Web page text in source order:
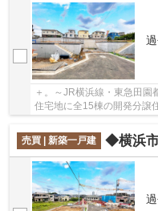
＋。～JR横浜線・東急田園都
住宅地に全15棟の開発分
地面積125㎡以上あります♪
売買 | 新築一戸建
◆横浜市